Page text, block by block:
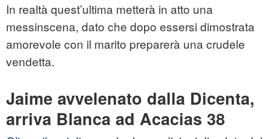
In realtà quest’ultima metterà in atto una
messinscena, dato che dopo essersi dimostrata
amorevole con il marito preparerà una crudele
vendetta.
Jaime avvelenato dalla Dicenta,
arriva Blanca ad Acacias 38